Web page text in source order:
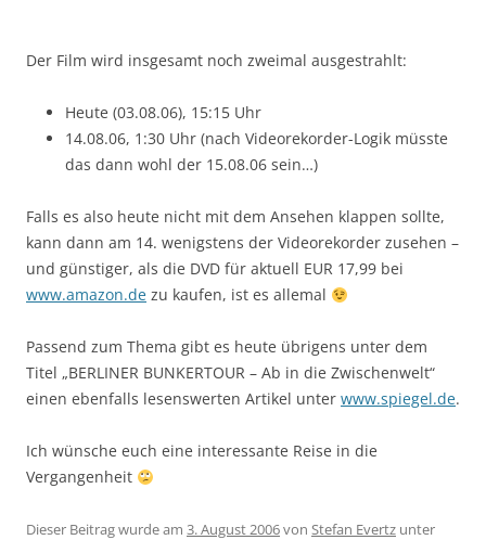
Der Film wird insgesamt noch zweimal ausgestrahlt:
Heute (03.08.06), 15:15 Uhr
14.08.06, 1:30 Uhr (nach Videorekorder-Logik müsste
das dann wohl der 15.08.06 sein…)
Falls es also heute nicht mit dem Ansehen klappen sollte,
kann dann am 14. wenigstens der Videorekorder zusehen –
und günstiger, als die DVD für aktuell EUR 17,99 bei
www.amazon.de zu kaufen, ist es allemal
Passend zum Thema gibt es heute übrigens unter dem
Titel „BERLINER BUNKERTOUR – Ab in die Zwischenwelt“
einen ebenfalls lesenswerten Artikel unter www.spiegel.de.
Ich wünsche euch eine interessante Reise in die
Vergangenheit
Dieser Beitrag wurde am 3. August 2006von Stefan Evertz unter